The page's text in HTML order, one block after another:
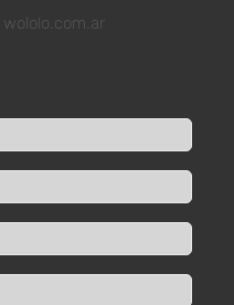
wololo.com.ar